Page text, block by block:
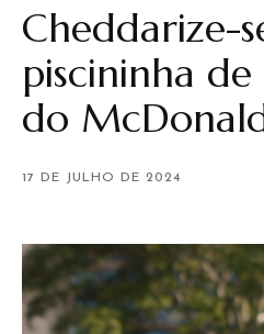
Cheddarize-
piscininha
do
17 DE JULHO DE 2024